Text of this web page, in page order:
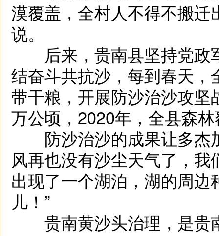
漠覆盖，全村人不得不搬迁
说。
后来，贵南县坚持党政
结奋斗共抗沙，每到春天
带干粮，开展防沙治沙攻
万公顷，2020年，全县森
防沙治沙的成果让多杰
风再也没有沙尘天气了，
出现了一个湖泊，湖的周
儿！”
贵南黄沙头治理，是贵